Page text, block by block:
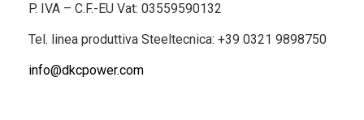
P. IVA – C.F.-EU Vat: 03559590132
Tel. linea produttiva Steeltecnica: +39 0321 9898750
info@dkcpower.com